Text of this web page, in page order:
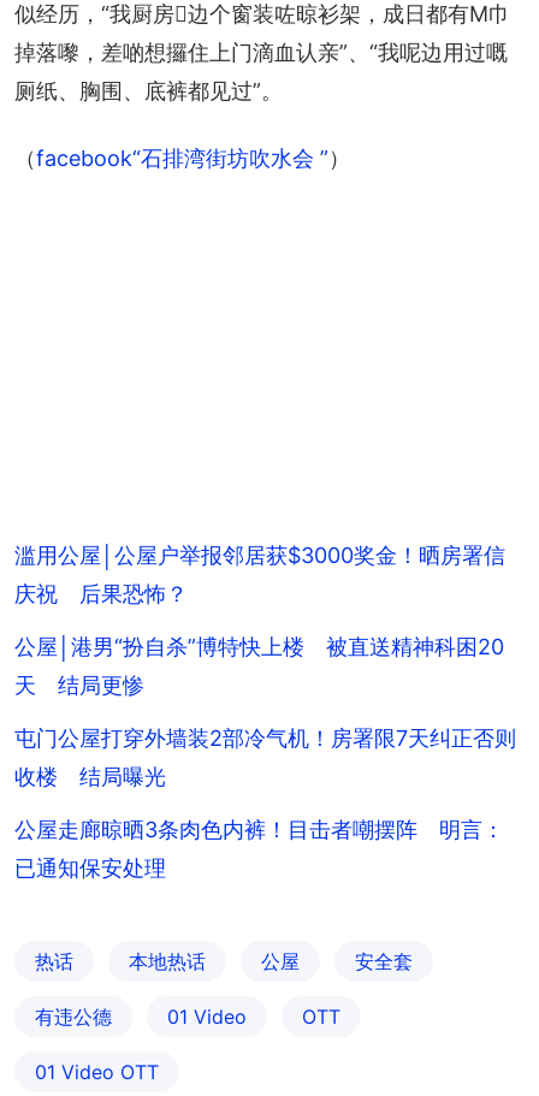
似经历，“我厨房𠮶边个窗装咗晾衫架，成日都有M巾
掉落嚟，差啲想攞住上门滴血认亲”、“我呢边用过嘅
厕纸、胸围、底裤都见过”。
（facebook“石排湾街坊吹水会 ”）
滥用公屋│公屋户举报邻居获$3000奖金！晒房署信
庆祝 后果恐怖？
公屋│港男“扮自杀”博特快上楼 被直送精神科困20
天 结局更惨
屯门公屋打穿外墙装2部冷气机！房署限7天纠正否则
收楼 结局曝光
公屋走廊晾晒3条肉色内裤！目击者嘲摆阵 明言：
已通知保安处理
热话 本地热话 公屋 安全套
有违公德 01 Video OTT
01‌ ‌Video‌ ‌OTT